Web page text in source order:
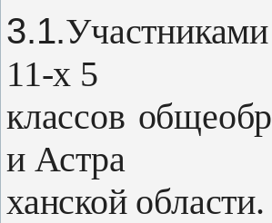
3.1.
11-х 5
классов
и Астра­
ханской области.